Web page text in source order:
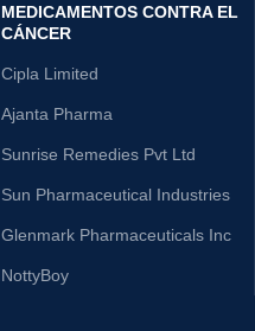
MEDICAMENTOS CONTRA EL
CÁNCER
Cipla Limited
Ajanta Pharma
Sunrise Remedies Pvt Ltd
Sun Pharmaceutical Industries
Glenmark Pharmaceuticals Inc
NottyBoy